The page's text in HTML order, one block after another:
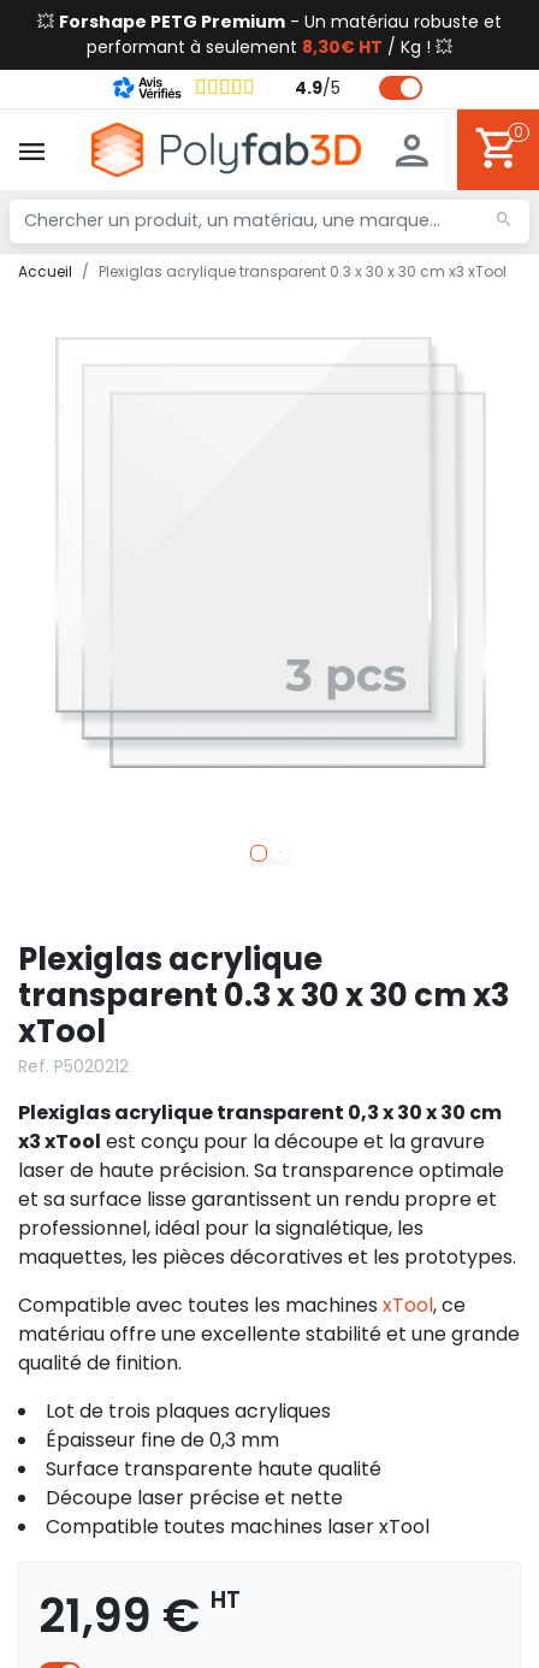
💥 Forshape PETG Premium - Un matériau robuste et
performant à seulement 8,30€ HT / Kg ! 💥
4.9/5
0
Accueil Plexiglas acrylique transparent 0.3 x 30 x 30 cm x3 xTool
Plexiglas acrylique
transparent 0.3 x 30 x 30 cm x3
xTool
Ref. P5020212
Plexiglas acrylique transparent 0,3 x 30 x 30 cm
x3 xTool est conçu pour la découpe et la gravure
laser de haute précision. Sa transparence optimale
et sa surface lisse garantissent un rendu propre et
professionnel, idéal pour la signalétique, les
maquettes, les pièces décoratives et les prototypes.
Compatible avec toutes les machines xTool, ce
matériau offre une excellente stabilité et une grande
qualité de finition.
Lot de trois plaques acryliques
Épaisseur fine de 0,3 mm
Surface transparente haute qualité
Découpe laser précise et nette
Compatible toutes machines laser xTool
21,99 € HT